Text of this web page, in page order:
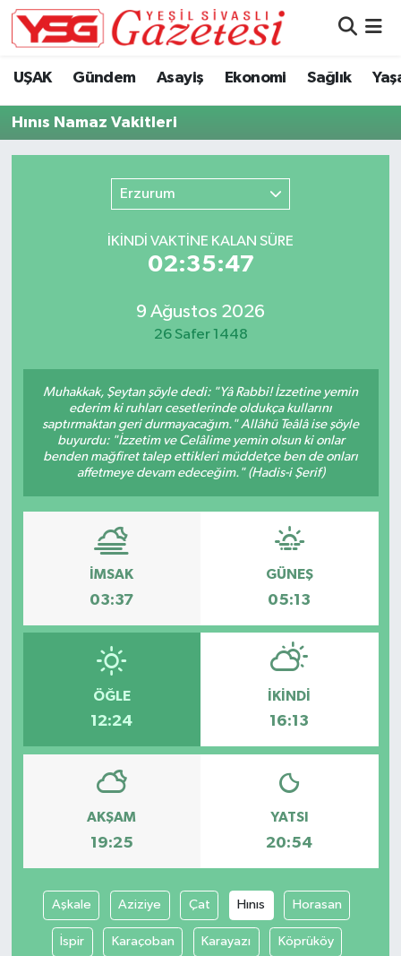
UŞAK Gündem Asayiş Ekonomi Sağlık
Hınıs Namaz Vakitleri
Erzurum
İKINDI VAKTİNE KALAN SÜRE
02:35:46
9 Ağustos 2026
26 Safer 1448
Muhakkak, Şeytan şöyle dedi: "Yâ Rabbi! İzzetine yemin
ederim ki ruhları cesetlerinde oldukça kullarını
saptırmaktan geri durmayacağım." Allâhü Teâlâ ise şöyle
buyurdu: "İzzetim ve Celâlime yemin olsun ki onlar
benden mağfiret talep ettikleri müddetçe ben de onları
affetmeye devam edeceğim." (Hadis-i Şerif)
İMSAK
03:37
GÜNEŞ
05:13
ÖĞLE
12:24
İKINDI
16:13
AKŞAM
19:25
YATSI
20:54
Aşkale Aziziye Çat Hınıs Horasan
İspir Karaçoban Karayazı Köprüköy
Hava Durumu
Namaz Vakitleri
Süper Lig Puan Durumu ve Fikstür
Son Dakika Haberleri
Haber Arşivi